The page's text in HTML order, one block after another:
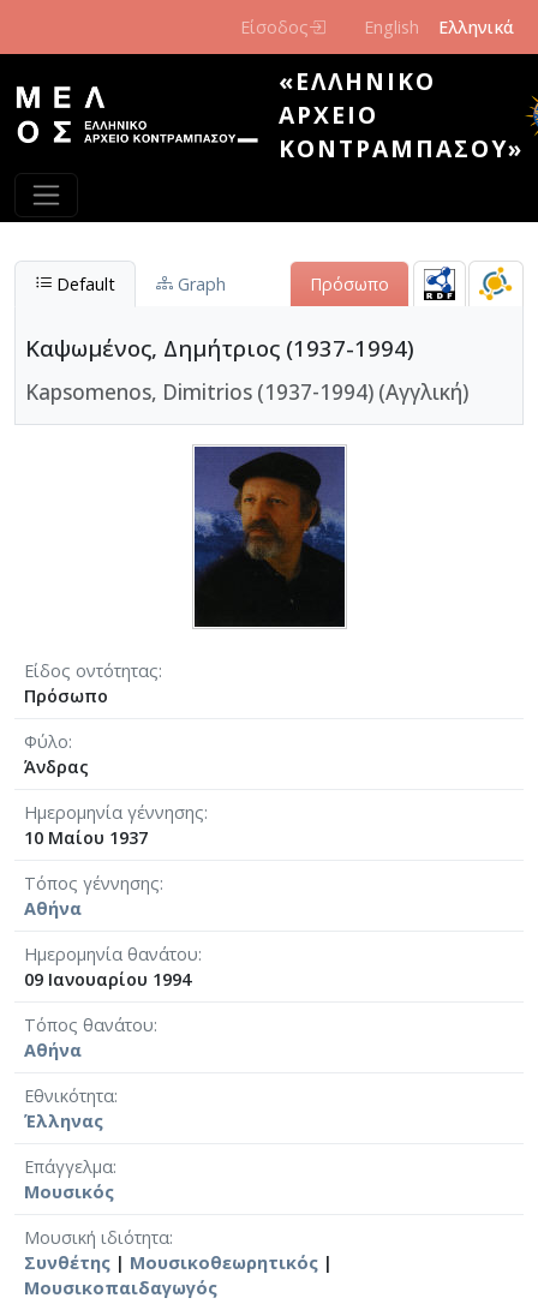
Είσοδος English Ελληνικά
«ΕΛΛΗΝΙΚΌ
ΑΡΧΕΊΟ
ΚΟΝΤΡΑΜΠΆΣΟΥ»
Default Graph Πρόσωπο
Καψωμένος, Δημήτριος (1937-1994)
Kapsomenos, Dimitrios (1937-1994) (Αγγλική)
Είδος οντότητας
Πρόσωπο
Φύλο
Άνδρας
Ημερομηνία γέννησης
10 Μαίου 1937
Τόπος γέννησης
Αθήνα
Ημερομηνία θανάτου
09 Ιανουαρίου 1994
Τόπος θανάτου
Αθήνα
Εθνικότητα
Έλληνας
Επάγγελμα
Μουσικός
Μουσική ιδιότητα
Συνθέτης | Μουσικοθεωρητικός |
Μουσικοπαιδαγωγός